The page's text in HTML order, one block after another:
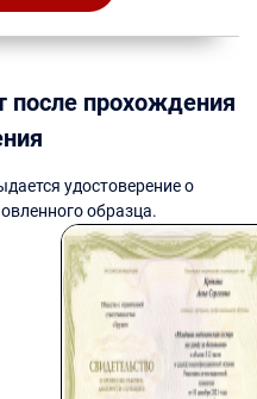
прохождения
удостоверение о
образца.